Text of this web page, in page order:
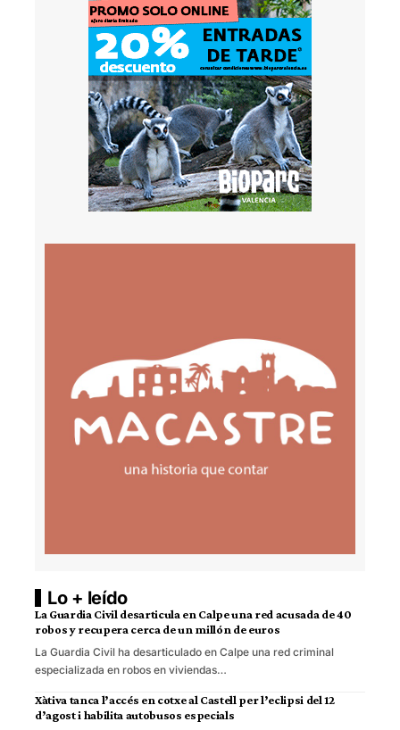
Lo + leído
La Guardia Civil desarticula en Calpe una red acusada de 40
robos y recupera cerca de un millón de euros
La Guardia Civil ha desarticulado en Calpe una red criminal
especializada en robos en viviendas…
Xàtiva tanca l’accés en cotxe al Castell per l’eclipsi del 12
d’agost i habilita autobusos especials